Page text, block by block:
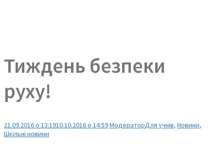
Тиждень безпеки
руху!
21.09.2016 о 13:1910.10.2016 о 14:59МодераторДля учнів, Новини,
Шкільні новини